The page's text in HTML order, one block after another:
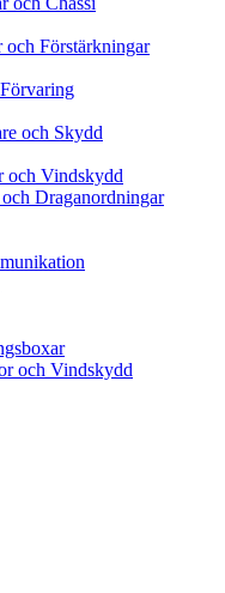
och Förstärkningar
och Skydd
och Vindskydd
Draganordningar
och Vindskydd